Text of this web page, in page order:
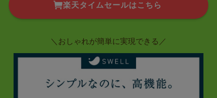
楽天タイムセールはこちら
＼おしゃれが簡単に実現できる／